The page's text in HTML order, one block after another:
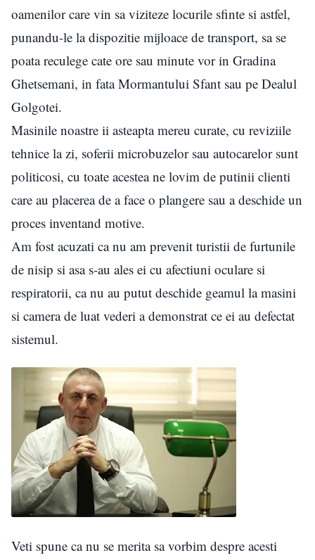
oamenilor care vin sa viziteze locurile sfinte si astfel,
punandu-le la dispozitie mijloace de transport, sa se
poata reculege cate ore sau minute vor in Gradina
Ghetsemani, in fata Mormantului Sfant sau pe Dealul
Golgotei.
Masinile noastre ii asteapta mereu curate, cu reviziile
tehnice la zi, soferii microbuzelor sau autocarelor sunt
politicosi, cu toate acestea ne lovim de putinii clienti
care au placerea de a face o plangere sau a deschide un
proces inventand motive.
Am fost acuzati ca nu am prevenit turistii de furtunile
de nisip si asa s-au ales ei cu afectiuni oculare si
respiratorii, ca nu au putut deschide geamul la masini
si camera de luat vederi a demonstrat ce ei au defectat
sistemul.
Veti spune ca nu se merita sa vorbim despre acesti